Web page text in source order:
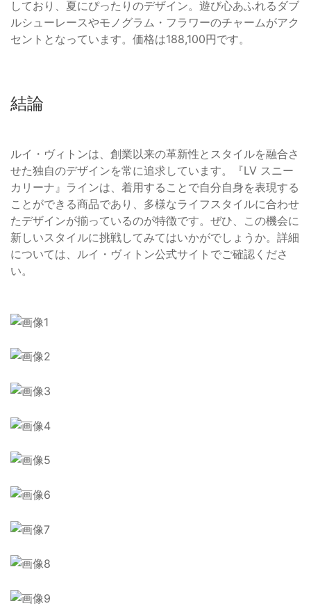
しており、夏にぴったりのデザイン。遊び心あふれるダブ
ルシューレースやモノグラム・フラワーのチャームがアク
セントとなっています。価格は188,100円です。
結論
ルイ・ヴィトンは、創業以来の革新性とスタイルを融合さ
せた独自のデザインを常に追求しています。『LV スニー
カリーナ』ラインは、着用することで自分自身を表現する
ことができる商品であり、多様なライフスタイルに合わせ
たデザインが揃っているのが特徴です。ぜひ、この機会に
新しいスタイルに挑戦してみてはいかがでしょうか。詳細
については、ルイ・ヴィトン公式サイトでご確認くださ
い。